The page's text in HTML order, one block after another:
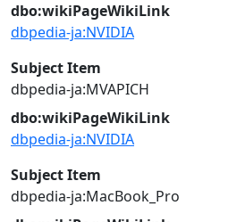
dbo:wikiPageWikiLink
dbpedia-ja:NVIDIA
Subject Item
dbpedia-ja:MVAPICH
dbo:wikiPageWikiLink
dbpedia-ja:NVIDIA
Subject Item
dbpedia-ja:MacBook_Pro